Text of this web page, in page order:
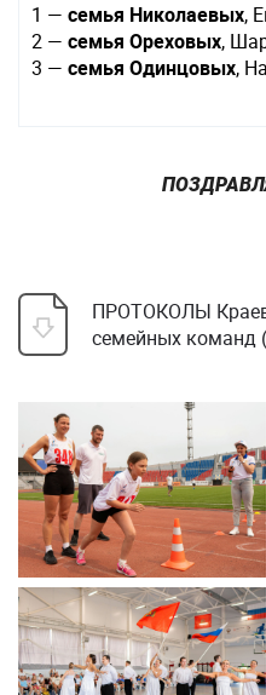
1 — семья Николаевых,
2 — семья Ореховых,
3 — семья Одинцовых,
ПРОТОКОЛЫ
семейных команд